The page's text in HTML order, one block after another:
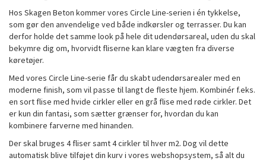
Hos Skagen Beton kommer vores Circle Line-serien i én tykkelse,
som gør den anvendelige ved både indkørsler og terrasser. Du kan
derfor holde det samme look på hele dit udendørsareal, uden du skal
bekymre dig om, hvorvidt fliserne kan klare vægten fra diverse
køretøjer.
Med vores Circle Line-serie får du skabt udendørsarealer med en
moderne finish, som vil passe til langt de fleste hjem. Kombinér f.eks.
en sort flise med hvide cirkler eller en grå flise med røde cirkler. Det
er kun din fantasi, som sætter grænser for, hvordan du kan
kombinere farverne med hinanden.
Der skal bruges 4 fliser samt 4 cirkler til hver m2. Dog vil dette
automatisk blive tilføjet din kurv i vores webshopsystem, så alt du